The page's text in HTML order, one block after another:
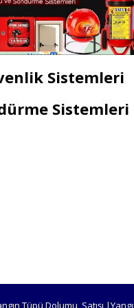
Sistemleri
Sistemleri
Tüpü Dolumu, Satışı